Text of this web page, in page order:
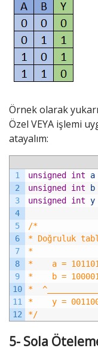
Örnek olarak
Özel VEYA işlemi
atayalım:
1
2
3
4
5
6
7
8
9
10
11
12
unsigned int a
unsigned
int b
unsigned
int y
/*
* Doğruluk
*
*    a =
*    b =
*
*    y =
*/
5- Sola